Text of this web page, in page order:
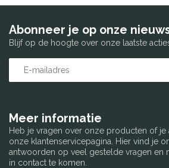
Meer informatie
Heb je vragen over onze producten of je
onze klantenservicepagina. Hier vind je
antwoorden op veel gestelde vragen en
in contact te komen.
Abonneer je op onze
Blijf op de hoogte over onze laatste